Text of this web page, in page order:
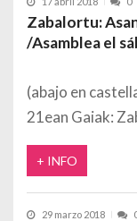
Zabalortu:
/Asamblea el
(abajo en
21ean Gaiak:
+ INFO
29 marzo 2018